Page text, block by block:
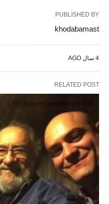
PUBLISHED BY
khodabamast
4 سال AGO
RELATED POST